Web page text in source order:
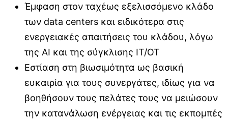
Έμφαση στον ταχέως εξελισσόμενο κλάδο
των data centers και ειδικότερα στις
ενεργειακές απαιτήσεις του κλάδου, λόγω
της AI και της σύγκλισης IT/OT
Εστίαση στη βιωσιμότητα ως βασική
ευκαιρία για τους συνεργάτες, ιδίως για να
βοηθήσουν τους πελάτες τους να μειώσουν
την κατανάλωση ενέργειας και τις εκπομπές